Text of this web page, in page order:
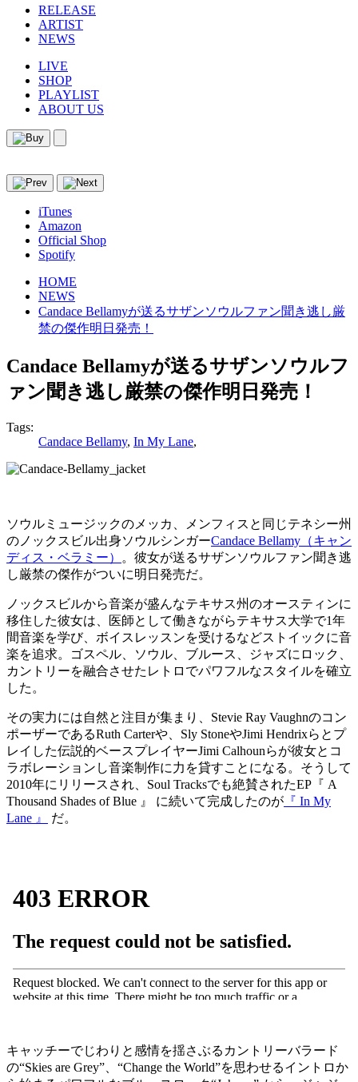
RELEASE
ARTIST
NEWS
LIVE
SHOP
PLAYLIST
ABOUT US
iTunes
Amazon
Official Shop
Spotify
HOME
NEWS
Candace Bellamyが送るサザンソウルファン聞き逃し厳
禁の傑作明日発売！
Candace Bellamyが送るサザンソウルフ
ァン聞き逃し厳禁の傑作明日発売！
Tags:
Candace Bellamy, In My Lane,
ソウルミュージックのメッカ、メンフィスと同じテネシー州
のノックスビル出身ソウルシンガーCandace Bellamy（キャン
ディス・ベラミー）
。彼女が送るサザンソウルファン聞き逃
し厳禁の傑作がついに明日発売だ。
ノックスビルから音楽が盛んなテキサス州のオースティンに
移住した彼女は、医師として働きながらテキサス大学で1年
間音楽を学び、ボイスレッスンを受けるなどストイックに音
楽を追求。ゴスペル、ソウル、ブルース、ジャズにロック、
カントリーを融合させたレトロでパワフルなスタイルを確立
した。
その実力には自然と注目が集まり、Stevie Ray Vaughnのコン
ポーザーであるRuth Carterや、Sly StoneやJimi Hendrixらとプ
レイした伝説的ベースプレイヤーJimi Calhounらが彼女とコ
ラボレーションし音楽制作に力を貸すことになる。そうして
2010年にリリースされ、Soul Tracksでも絶賛されたEP『 A
Thousand Shades of Blue 』 に続いて完成したのが 『 In My
Lane 』
だ。
キャッチーでじわりと感情を揺さぶるカントリーバラード
の“Skies are Grey”、“Change the World”を思わせるイントロか